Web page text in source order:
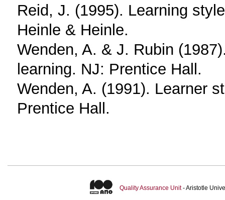
Reid, J. (1995). Learning
Heinle & Heinle.
Wenden, A. & J. Rubin
learning. NJ: Prentice Hall.
Wenden, A. (1991). Learner
Prentice Hall.
Quality Assurance Unit- Aristotle